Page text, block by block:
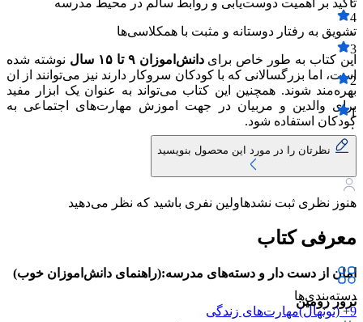
تاکید بر اهمیت دوست‌یابی و روابط سالم در محیط مدرسه
تشویق به رفتار دوستانه و مثبت با همکلاسی‌ها
این کتاب به طور خاص برایدانش‌اموزان ۹ تا ۱۵ سال
نوشته شده
است، اما بزرگسالانی که با کودکان سروکار دارند نیز می‌توانند از ان
بهره‌مند شوند. همچنین این کتاب می‌تواند به عنوان یک ابزار مفید
برای والدین و مربیان در جهت اموزش مهارت‌های اجتماعی به
کودکان استفاده شود.
4
۰
3
۰
2
۰
1
۰
نظرتان را در مورد این محصول بنویسید
هنوز نظری ثبت نشدهاولین نفری باشید که نظر می‌دهید
معرفی کتاب
امان از دست دار و دسته‌های مدرسه:(راهنمای دانش‌اموزان خوب)
ترور رومین
دسته‌بندی‌ها
9+ (نونهال)
مهارت‌های زندگی